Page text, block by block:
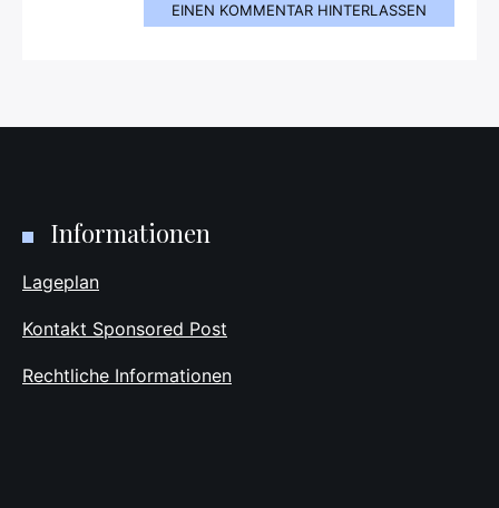
EINEN KOMMENTAR HINTERLASSEN
Informationen
Lageplan
Kontakt Sponsored Post
Rechtliche Informationen